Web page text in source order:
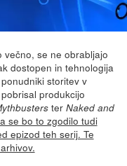
večno, se ne obrabljajo
dostopen in tehnologija
storitev v
produkcijo
ter Naked and
se bo to zgodilo tudi
epizod teh serij. Te